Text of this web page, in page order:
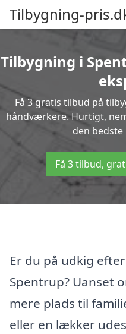
Tilbygning-
Tilbygning i
Få 3 gratis tilbud på
håndværkere. Hurtigt,
den
Få 3 tilbud,
Er du på udkig
Spentrup? Uanset
mere plads til
eller en lækker